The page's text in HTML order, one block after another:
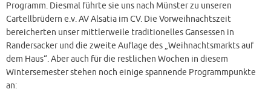
Programm. Diesmal führte sie uns nach Münster zu unseren
Cartellbrüdern e.v. AV Alsatia im CV. Die Vorweihnachtszeit
bereicherten unser mittlerweile traditionelles Gansessen in
Randersacker und die zweite Auflage des „Weihnachtsmarkts auf
dem Haus“. Aber auch für die restlichen Wochen in diesem
Wintersemester stehen noch einige spannende Programmpunkte
an: